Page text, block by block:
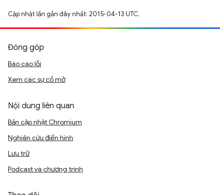
Cập nhật lần gần đây nhất: 2015-04-13 UTC.
Đóng góp
Báo cáo lỗi
Xem các sự cố mở
Nội dung liên quan
Bản cập nhật Chromium
Nghiên cứu điển hình
Lưu trữ
Podcast và chương trình